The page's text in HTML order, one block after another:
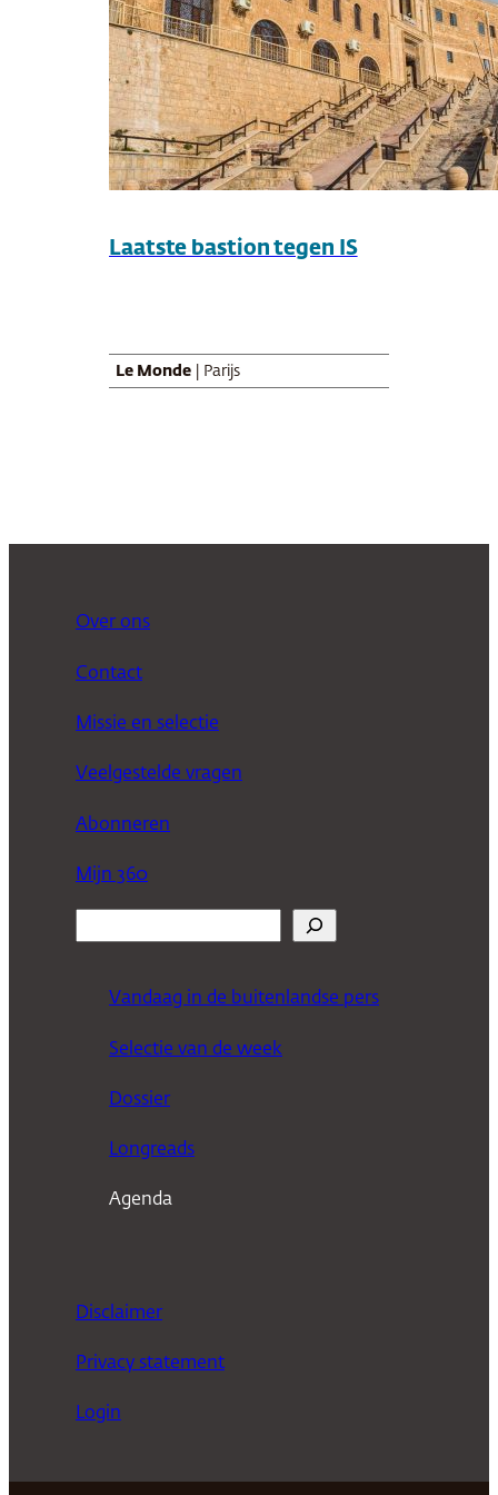
Laatste bastion tegen IS
Le Monde | Parijs
Over ons
Contact
Missie en selectie
Veelgestelde vragen
Abonneren
Mijn 360
Vandaag in de buitenlandse pers
Selectie van de week
Dossier
Longreads
Agenda
Disclaimer
Privacy statement
Login